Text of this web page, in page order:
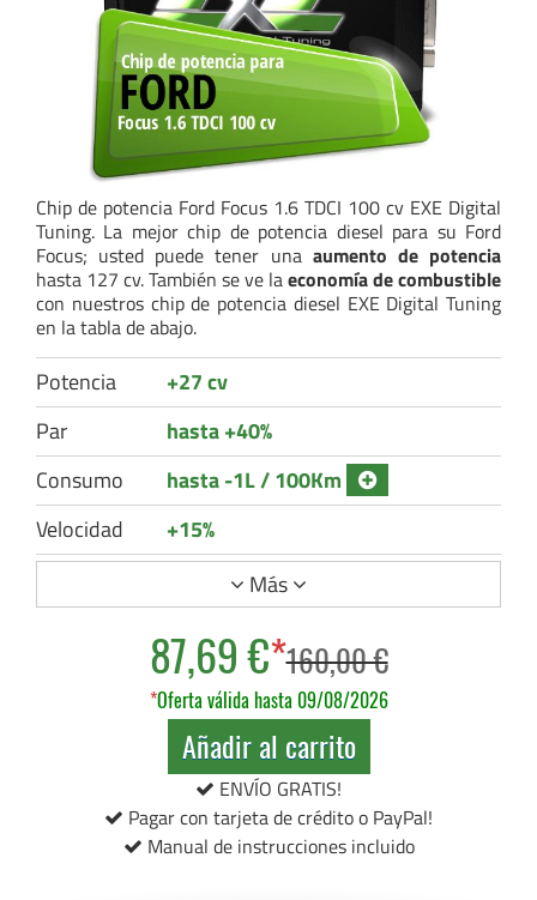
Chip de potencia Ford Focus 1.6 TDCI 100 cv EXE Digital
Tuning. La mejor chip de potencia diesel para su Ford
Focus; usted puede tener una aumento de potencia
hasta 127 cv. También se ve laeconomía de combustible
con nuestros chip de potencia diesel EXE Digital Tuning
en la tabla de abajo.
Potencia
+27 cv
Par
hasta +40%
Consumo
hasta -1L / 100Km
Velocidad
+15%
Más
87,69 €*160,00 €
*Oferta válida hasta 09/08/2026
Añadir al carrito
ENVÍO GRATIS!
Pagar con tarjeta de crédito o PayPal!
Manual de instrucciones incluido